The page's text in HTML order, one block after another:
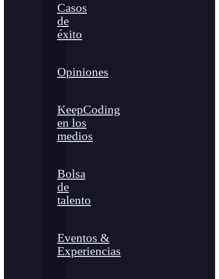
Casos
de
éxito
Opiniones
KeepCoding
en los
medios
Bolsa
de
talento
Eventos &
Experiencias